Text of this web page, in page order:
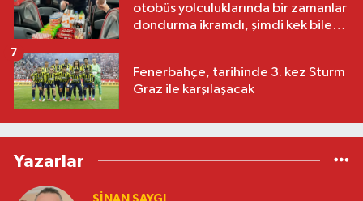
otobüs yolculuklarında bir zamanlar
dondurma ikramdı, şimdi kek bile
Fenerbahçe, tarihinde 3. kez Sturm
Graz ile karşılaşacak
7
Yazarlar